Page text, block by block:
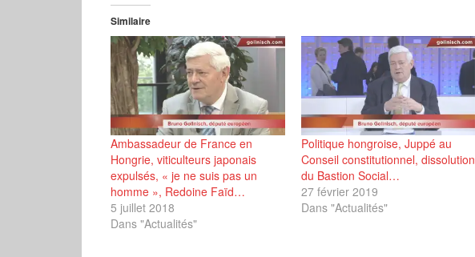
Similaire
Ambassadeur de France en
Hongrie, viticulteurs japonais
expulsés, « je ne suis pas un
homme », Redoine Faïd…
5 juillet 2018
Dans "Actualités"
Politique hongroise, Juppé au
Conseil constitutionnel, dissolution
du Bastion Social…
27 février 2019
Dans "Actualités"